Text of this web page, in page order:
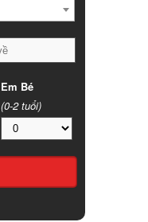
Em Bé
(0-2 tuổi)